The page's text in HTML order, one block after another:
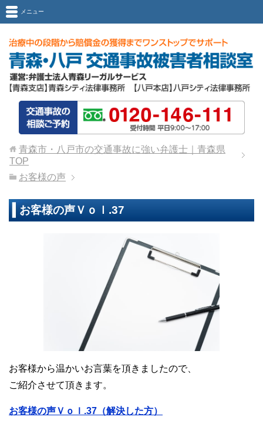
メニュー
青森市・八戸市の交通事故に強い弁護士｜青森県
TOP
お客様の声
お客様の声Ｖｏｌ.37
お客様から温かいお言葉を頂きましたので、
ご紹介させて頂きます。
お客様の声Ｖｏｌ.37（解決した方）